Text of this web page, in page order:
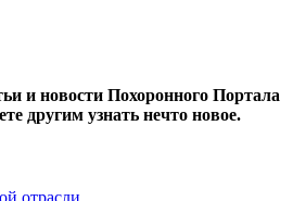
и новости Похоронного Портала
другим узнать нечто новое.